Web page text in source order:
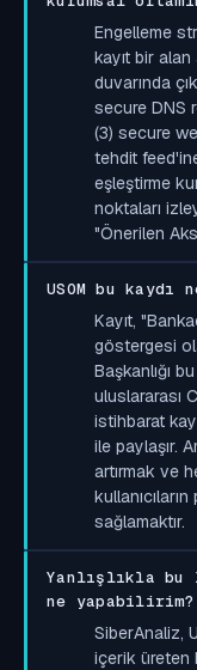
Engelleme
kayıt bir alan
duvarında
secure DNS
(3) secure
tehdit
eşleştirme
noktaları
"Önerilen
USOM bu kaydı
Kayıt,
göstergesi
Başkanlığı
uluslararası
istihbarat
ile paylaşır.
artırmak ve
sağlamaktır.
Yanlışlıkla bu
ne yapabilirim?
SiberAnaliz,
içerik üreten